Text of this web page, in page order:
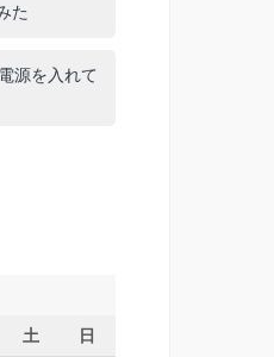
た
源を入れて
土 日